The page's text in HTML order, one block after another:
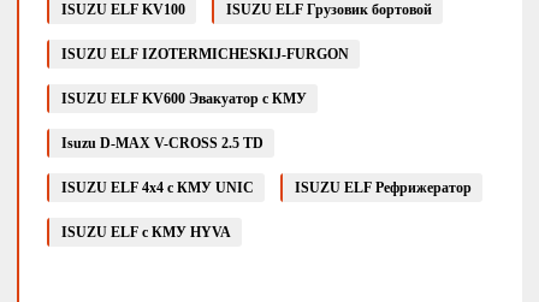
ISUZU ELF KV100 ISUZU ELF Грузовик бортовой
ISUZU ELF IZOTERMICHESKIJ-FURGON
ISUZU ELF KV600 Эвакуатор с КМУ
Isuzu D-MAX V-CROSS 2.5 TD
ISUZU ELF 4x4 с КМУ UNIC ISUZU ELF Рефрижератор
ISUZU ELF с КМУ HYVA